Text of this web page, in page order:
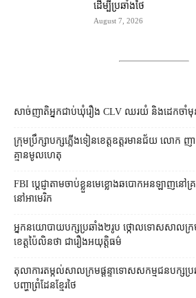
ដើម្បី​ប្រឆាំង​ថៃ ​
August 7, 2026
សាច់ញាតិអ្នកជាប់ឃុំរឿង CLV ឈរយំ និងដេកចាំមុន
ក្រុមប្រឹក្សា​បក្ស​ភ្លើងទៀន​ខេត្ត​ឧត្ដរមានជ័យ លោក ញា
គ្មាន​មូលហេតុ
FBI ប្ដេជ្ញា​តាម​ចាប់ខ្លួន​មេខ្លោង​ឆបោក​អនឡាញ​នៅ​
នៅ​អាមេរិក
អ្នកនយោបាយ​បក្ស​ប្រឆាំង​២​រូប ថ្កោលទោស​សាលក្
ខេត្ត​ប៉ៃលិន​ថា ជា​រឿង​អយុត្តិធម៌
តុលាការ​តម្កល់​សាលក្រម​ផ្ដន្ទាទោស​សកម្មជន​បក្ស​ប្
បញ្ហា​ព្រំដែន​ខ្មែរ​ថៃ